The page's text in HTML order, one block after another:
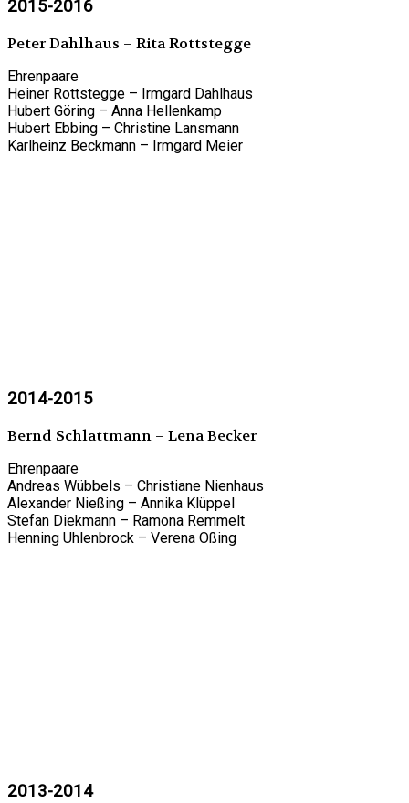
2015-2016
Peter Dahlhaus – Rita Rottstegge
Ehrenpaare
Heiner Rottstegge – Irmgard Dahlhaus
Hubert Göring – Anna Hellenkamp
Hubert Ebbing – Christine Lansmann
Karlheinz Beckmann – Irmgard Meier
2014-2015
Bernd Schlattmann – Lena Becker
Ehrenpaare
Andreas Wübbels – Christiane Nienhaus
Alexander Nießing – Annika Klüppel
Stefan Diekmann – Ramona Remmelt
Henning Uhlenbrock – Verena Oßing
2013-2014